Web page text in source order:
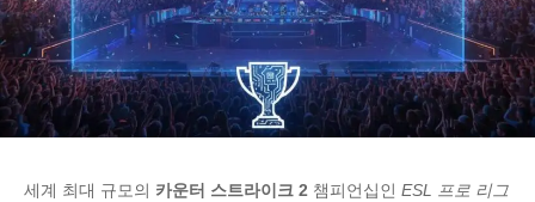
세계 최대 규모의 카운터 스트라이크 2 챔피언십인 ESL 프로 리그